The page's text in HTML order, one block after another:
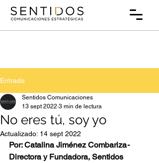
Entrada
No eres tú, soy yo
Sentidos Comunicaciones
13 sept 2022 3 min de lectura
Actualizado: 14 sept 2022
Por: Catalina Jiménez Combariza-
Directora y Fundadora, Sentidos